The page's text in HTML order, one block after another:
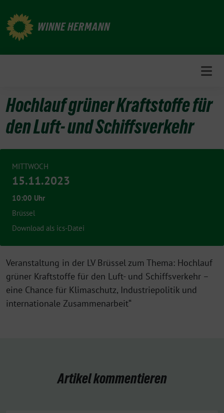
zum
Inhalt
WINNE HERMANN
Hochlauf grüner Kraftstoffe für
den Luft- und Schiffsverkehr
Veranstaltung in der LV Brüssel zum Thema: Hochlauf
grüner Kraftstoffe für den Luft- und Schiffsverkehr –
eine Chance für Klimaschutz, Industriepolitik und
internationale Zusammenarbeit“
MITTWOCH
15.11.2023
10:00 Uhr
Brüssel
Download als ics-Datei
Artikel kommentieren